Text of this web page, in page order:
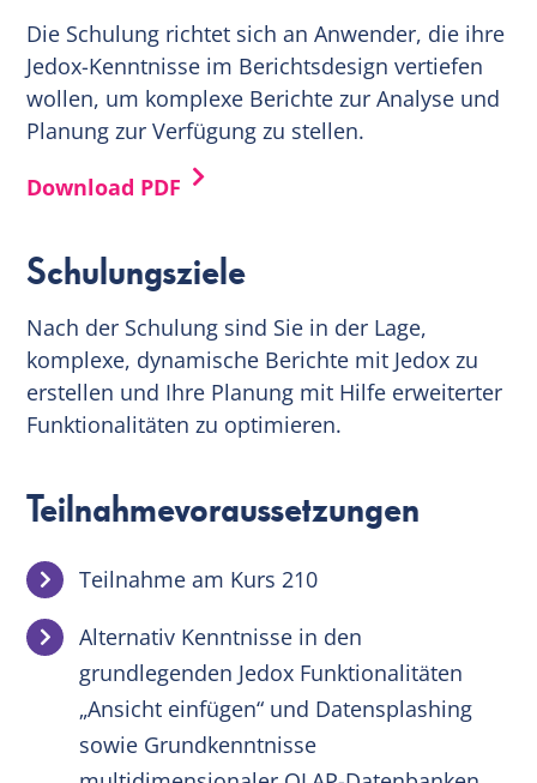
Die Schulung richtet sich an Anwender, die ihre
Jedox-Kenntnisse im Berichtsdesign vertiefen
wollen, um komplexe Berichte zur Analyse und
Planung zur Verfügung zu stellen.
Download PDF
Schulungsziele
Nach der Schulung sind Sie in der Lage,
komplexe, dynamische Berichte mit Jedox zu
erstellen und Ihre Planung mit Hilfe erweiterter
Funktionalitäten zu optimieren.
Teilnahmevoraussetzungen
Teilnahme am Kurs 210
Alternativ Kenntnisse in den
grundlegenden Jedox Funktionalitäten
„Ansicht einfügen“ und Datensplashing
sowie Grundkenntnisse